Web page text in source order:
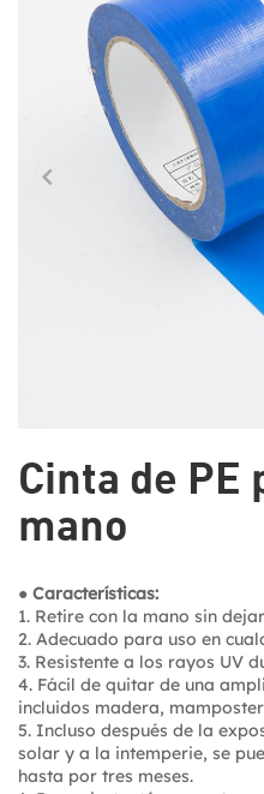
Cinta de PE
mano
● Características:
1. Retire con la mano sin
2. Adecuado para uso en
3. Resistente a los rayos UV
4. Fácil de quitar de una
incluidos madera,
5. Incluso después de la
solar y a la intemperie, se
hasta por tres meses.